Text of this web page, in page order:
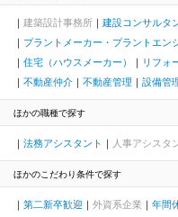
建築設計事務所
建設コンサルタ
プラントメーカー・プラントエン
住宅（ハウスメーカー）
リフォ
不動産仲介
不動産管理 設備管
ほかの職種で探す
法務アシスタント 人事アシスタ
ほかのこだわり条件で探す
第二新卒歓迎 外資系企業 年間